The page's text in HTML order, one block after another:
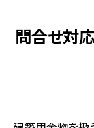
問合せ対